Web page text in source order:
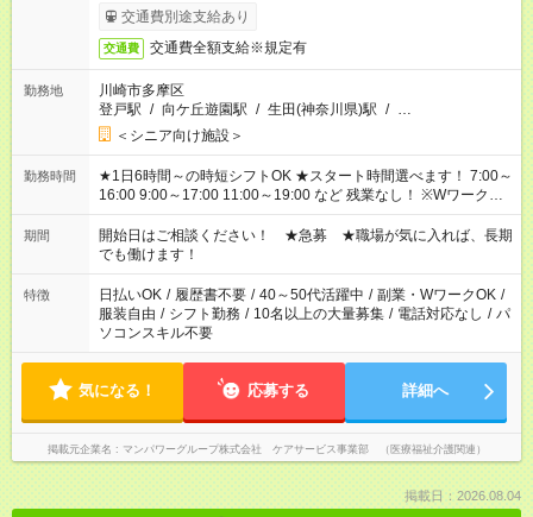
完了次第のお支払いとなります。
交通費別途支給あり
交通費 交通費全額支給※規定有
勤務地
川崎市多摩区
登戸駅 / 向ケ丘遊園駅 / 生田(神奈川県)駅 / …
＜シニア向け施設＞
勤務時間
★1日6時間～の時短シフトOK ★スタート時間選べます！ 7:00～
16:00 9:00～17:00 11:00～19:00 など 残業なし！ ※Wワークの
場合、他のお仕事と合わせ週40時間超の就業はご案内できませ
ん ※法令に基づき、週20時間以上勤務は社会保険への加入対象
となります ※労働者派遣法（日雇い派遣の原則禁止）により、
短時間・短期間の就業はご案内が難しい場合があります
期間
開始日はご相談ください！ ★急募 ★職場が気に入れば、長期
でも働けます！
特徴 日払いOK / 履歴書不要 / 40～50代活躍中 / 副業・WワークOK /
服装自由 / シフト勤務 / 10名以上の大量募集 / 電話対応なし / パ
ソコンスキル不要
気になる！ 応募する 詳細へ
掲載元企業名 マンパワーグループ株式会社 ケアサービス事業部 （医療福祉介護関連）
掲載日：2026.08.04